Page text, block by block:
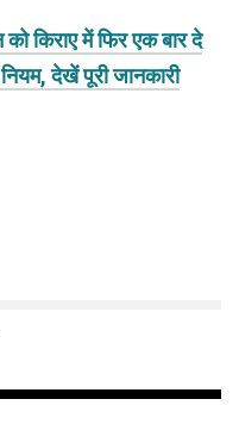
किराए में फिर एक बार दे
देखें पूरी जानकारी